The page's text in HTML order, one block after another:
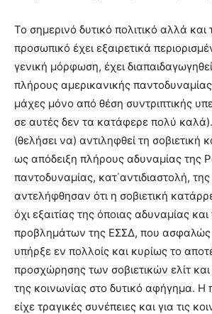
Το σημερινό δυτικό πολιτικό αλλά και
προσωπικό έχει εξαιρετικά
γενική μόρφωση, έχει
πλήρους αμερικανικής παντοδυναμίας
μάχες μόνο από θέση συντριπτικής
σε αυτές δεν τα κατάφερε πολύ
(θελήσει να) αντιληφθεί τη
ως απόδειξη πλήρους αδυναμίας της
παντοδυναμίας, κατ΄αντιδιαστολή,
αντελήφθησαν ότι η σοβιετική
όχι εξαιτίας της όποιας αδυναμίας
προβλημάτων της ΕΣΣΔ, που
υπήρξε εν πολλοίς και κυρίως το
προσχώρησης των σοβιετικών ελίτ
της κοινωνίας στο δυτικό αφήγημα.
είχε τραγικές συνέπειες και για τις